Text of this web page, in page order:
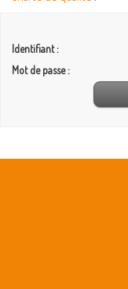
Identifiant :
Mot de passe :